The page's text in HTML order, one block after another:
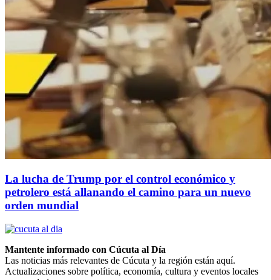
La lucha de Trump por el control económico y
petrolero está allanando el camino para un nuevo
orden mundial
Mantente informado con Cúcuta al Día
Las noticias más relevantes de Cúcuta y la región están aquí.
Actualizaciones sobre política, economía, cultura y eventos locales